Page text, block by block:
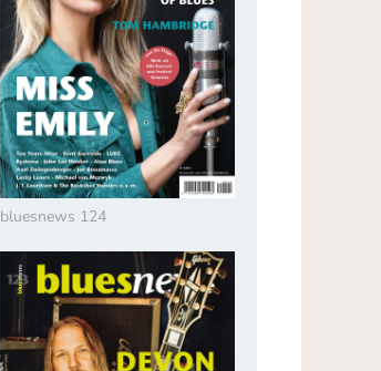
bluesnews 124